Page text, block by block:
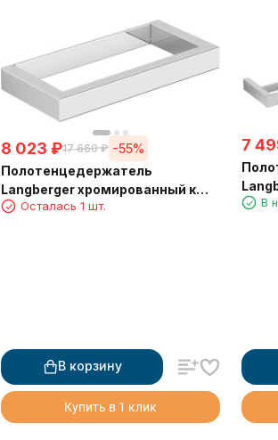
8 023 ₽17 660 ₽ -55%
Полотенцедержатель
Langberger хромированный к
стене одинарный 22 см 30038A
Осталась 1 шт.
В корзину
Купить в 1 клик
7
В